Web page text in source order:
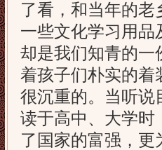
了看，和当年的
一些文化学习用品
却是我们知青的一
着孩子们朴实的着
很沉重的。当听说
读于高中、大学时
了国家的富强，